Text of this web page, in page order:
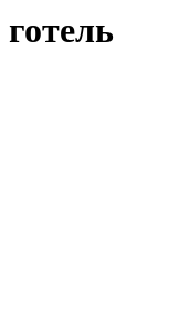
готель